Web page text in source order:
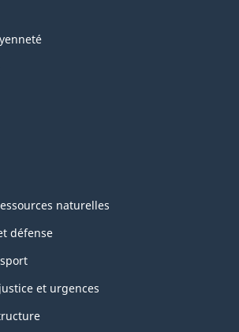
naturelles
défense
et urgences